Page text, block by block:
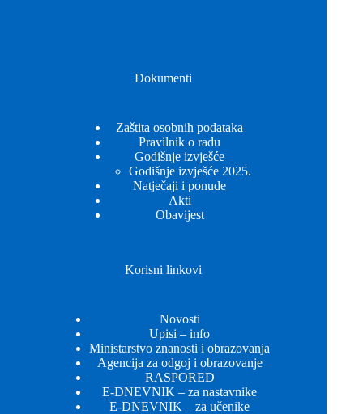
Dokumenti
Zaštita osobnih podataka
Pravilnik o radu
Godišnje izvješće
Godišnje izvješće 2025.
Natječaji i ponude
Akti
Obavijest
Korisni linkovi
Novosti
Upisi – info
Ministarstvo znanosti i obrazovanja
Agencija za odgoj i obrazovanje
RASPORED
E-DNEVNIK – za nastavnike
E-DNEVNIK – za učenike